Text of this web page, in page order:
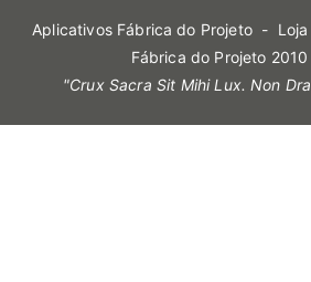
Aplicativos Fábrica do Projeto- Loja
Fábrica do Projeto
"Crux Sacra Sit Mihi Lux. Non